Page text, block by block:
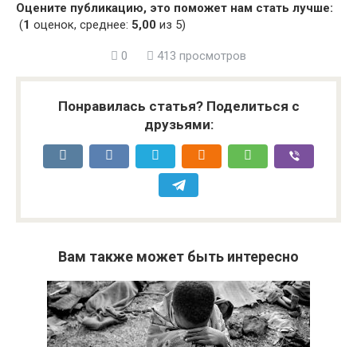
Оцените публикацию, это поможет нам стать лучше:
(1 оценок, среднее: 5,00 из 5)
0 413 просмотров
Понравилась статья? Поделиться с
друзьями:
Вам также может быть интересно